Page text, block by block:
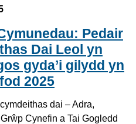
Pedair
Dai Leol yn
gyda’i gilydd yn
2025
dai – Adra,
Cynefin a Tai Gogledd